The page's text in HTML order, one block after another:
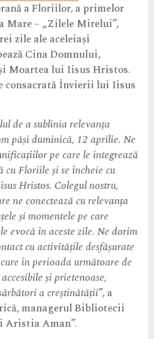
a Floriilor, a primelor
Mare – „Zilele Mirelui”,
zile ale aceleiași
Cina Domnului,
Moartea lui Iisus Hristos.
consacrată Învierii lui Iisus
de a sublinia relevanța
păși duminică, 12 aprilie. Ne
pe care le integrează
cu Floriile și se încheie cu
Hristos. Colegul nostru,
ne conectează cu relevanța
și momentele pe care
evocă în aceste zile. Ne dorim
cu activitățile desfășurate
în perioada următoare de
și prietenoase,
a creștinătății”, a
managerul Bibliotecii
Aristia Aman”.